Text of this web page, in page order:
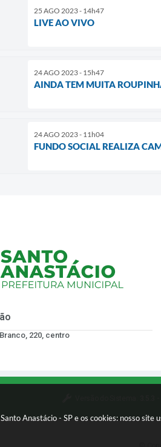
Anastácio - SP e os cookies: nosso
25 AGO 2023 - 14h47
LIVE AO VIVO
24 AGO 2023 - 15h47
AINDA TEM MUITA
24 AGO 2023 - 11h04
FUNDO SOCIAL REALIZA
220, centro